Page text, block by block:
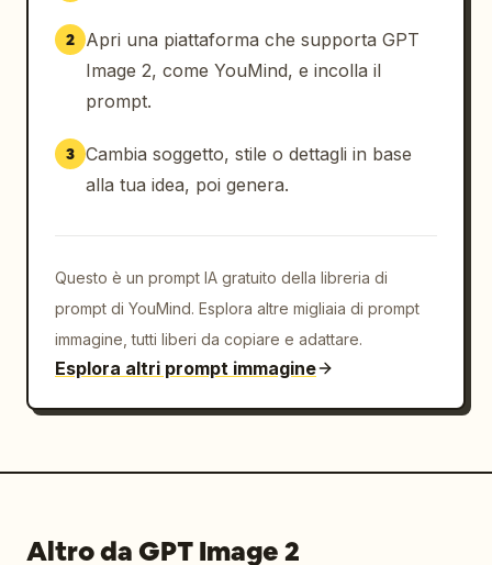
2
Apri una piattaforma che supporta GPT
Image 2, come YouMind, e incolla il
prompt.
3 Cambia soggetto, stile o dettagli in base
alla tua idea, poi genera.
Questo è un prompt IA gratuito della libreria di
prompt di YouMind. Esplora altre migliaia di prompt
immagine, tutti liberi da copiare e adattare.
Esplora altri prompt immagine
Altro da GPT Image 2